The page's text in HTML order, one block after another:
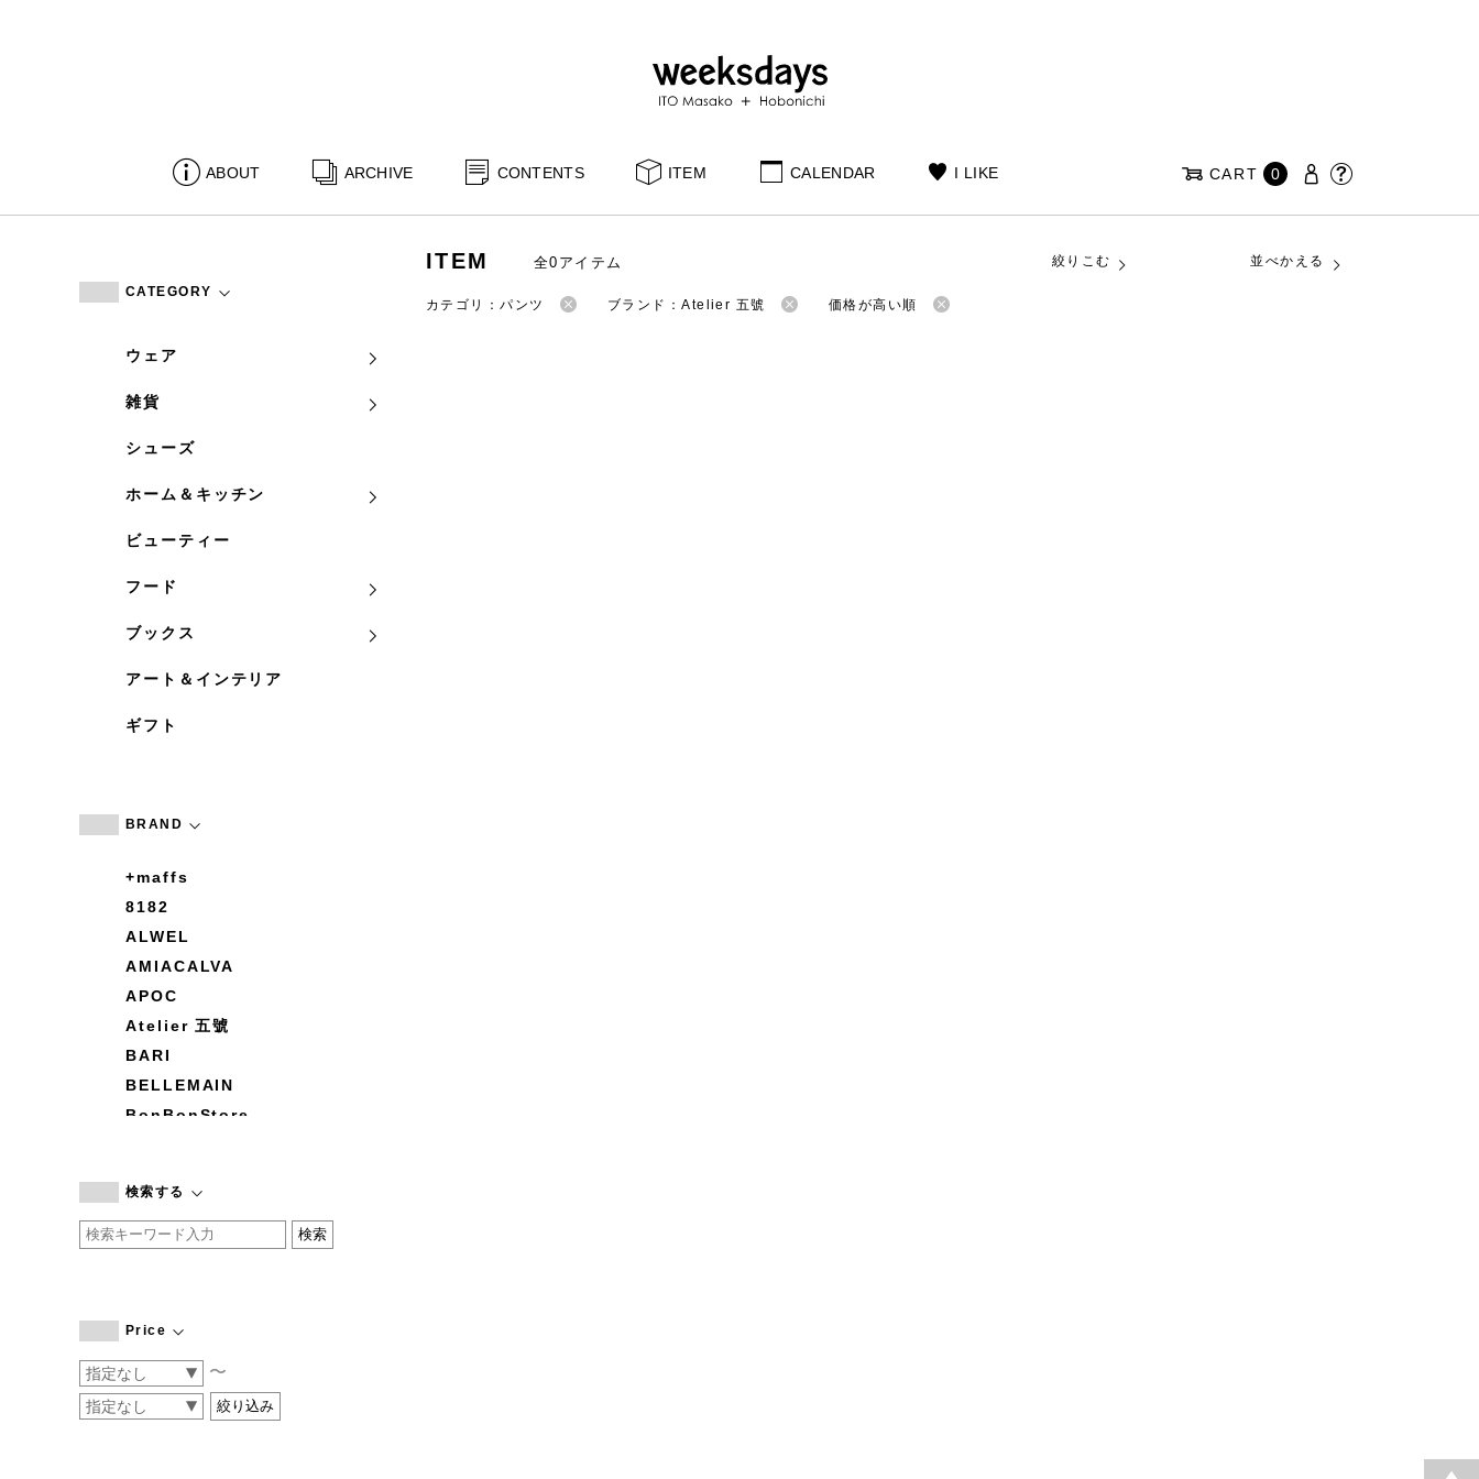
ABOUT ARCHIVE CONTENTS ITEM CALENDAR I LIKE CART 0
CATEGORY
ウェア
雑貨
シューズ
ホーム＆キッチン
ビューティー
フード
ブックス
アート＆インテリア
ギフト
BRAND
+maffs
8182
ALWEL
AMIACALVA
APOC
Atelier 五號
BARI
BELLEMAIN
BonBonStore
by basics
CATWORTH
COGTHEBIGSMOKE
CONVERSE
DEAN & DELUCA
検索する
Price
〜
ITEM 全0アイテム 絞りこむ 並べかえる
カテゴリ：パンツ ブランド：Atelier 五號 価格が高い順